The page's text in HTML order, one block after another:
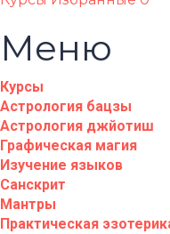
Меню
Курсы
Астрология бацзы
Астрология джйотиш
Графическая магия
Изучение языков
Санскрит
Мантры
Практическая